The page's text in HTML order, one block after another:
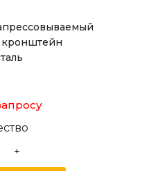
кронштейн
+